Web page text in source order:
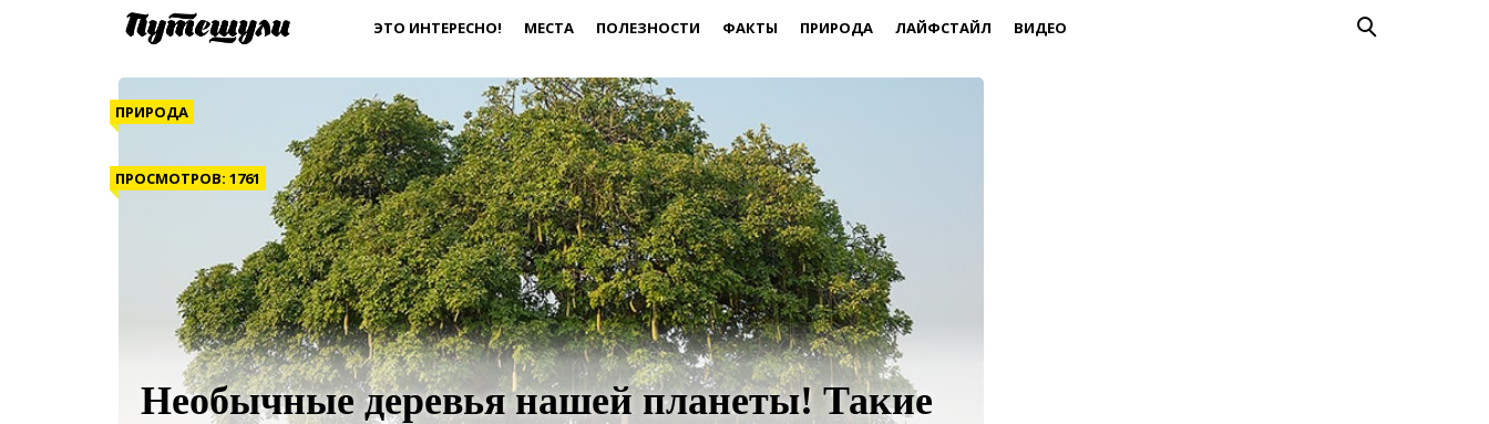
ЭТО ИНТЕРЕСНО! МЕСТА ПОЛЕЗНОСТИ ФАКТЫ ПРИРОДА ЛАЙФСТАЙЛ ВИДЕО
ПРИРОДА
ПРОСМОТРОВ: 1761
Необычные деревья нашей планеты! Такие